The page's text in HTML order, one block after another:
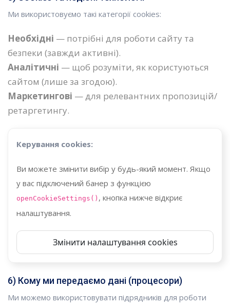
Ми використовуємо такі категорії cookies:
Необхідні — потрібні для роботи сайту та
безпеки (завжди активні).
Аналітичні — щоб розуміти, як користуються
сайтом (лише за згодою).
Маркетингові — для релевантних пропозицій/
ретаргетингу.
Керування cookies:
Ви можете змінити вибір у будь-який момент. Якщо
у вас підключений банер з функцією
openCookieSettings() , кнопка нижче відкриє
налаштування.
Змінити налаштування cookies
6) Кому ми передаємо дані (процесори)
Ми можемо використовувати підрядників для роботи